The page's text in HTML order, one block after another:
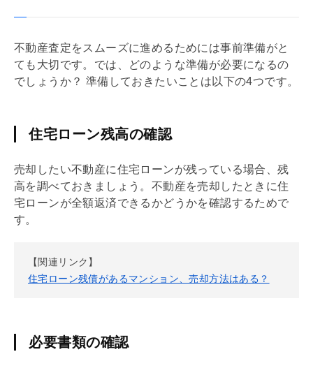
不動産査定をスムーズに進めるためには事前準備がと
ても大切です。では、どのような準備が必要になるの
でしょうか？ 準備しておきたいことは以下の4つです。
住宅ローン残高の確認
売却したい不動産に住宅ローンが残っている場合、残
高を調べておきましょう。不動産を売却したときに住
宅ローンが全額返済できるかどうかを確認するためで
す。
【関連リンク】
住宅ローン残債があるマンション、売却方法はある？
必要書類の確認